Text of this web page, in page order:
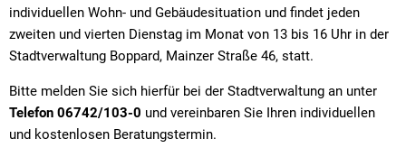
individuellen Wohn- und Gebäudesituation und findet jeden
zweiten und vierten Dienstag im Monat von 13 bis 16 Uhr in der
Stadtverwaltung Boppard, Mainzer Straße 46, statt.
Bitte melden Sie sich hierfür bei der Stadtverwaltung an unter
Telefon 06742/103-0 und vereinbaren Sie Ihren individuellen
und kostenlosen Beratungstermin.